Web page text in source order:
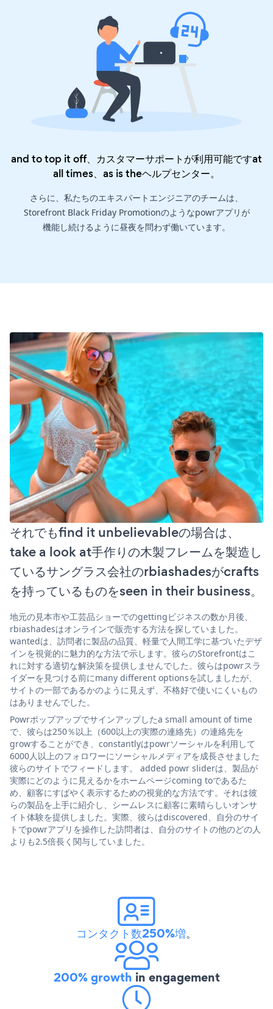
and to top it off、カスタマーサポートが利用可能ですat
all times、as is theヘルプセンター。
さらに、私たちのエキスパートエンジニアのチームは、
Storefront Black Friday Promotionのようなpowrアプリが
機能し続けるように昼夜を問わず働いています。
それでもfind it unbelievableの場合は、
take a look at手作りの木製フレームを製造し
ているサングラス会社のrbiashadesがcrafts
を持っているものをseen in their business。
地元の見本市や工芸品ショーでのgettingビジネスの数か月後、
rbiashadesはオンラインで販売する方法を探していました。
wantedは、訪問者に製品の品質、軽量で人間工学に基づいたデザ
インを視覚的に魅力的な方法で示します。彼らのStorefrontはこ
れに対する適切な解決策を提供しませんでした。彼らはpowrスラ
イダーを見つける前にmany different optionsを試しましたが、
サイトの一部であるかのように見えず、不格好で使いにくいもの
はありませんでした。
Powrポップアップでサインアップしたa small amount of time
で、彼らは250％以上（600以上の実際の連絡先）の連絡先を
growすることができ、constantlyはpowrソーシャルを利用して
6000人以上のフォロワーにソーシャルメディアを成長させました
彼らのサイトでフィードします。 added powr sliderは、製品が
実際にどのように見えるかをホームページcoming toであるた
め、顧客にすばやく表示するための視覚的な方法です。それは彼
らの製品を上手に紹介し、シームレスに顧客に素晴らしいオンサ
イト体験を提供しました。実際、彼らはdiscovered、自分のサイ
トでpowrアプリを操作した訪問者は、自分のサイトの他のどの人
よりも2.5倍長く関与していました。
コンタクト数250%増。
200% growth in engagement